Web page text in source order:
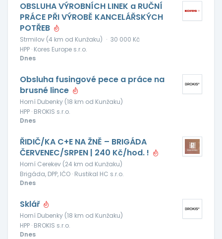
OBSLUHA VÝROBNÍCH LINEK a RUČNÍ
PRÁCE PŘI VÝROBĚ KANCELÁŘSKÝCH
POTŘEB
Strmilov (4 km od Kunžaku) · 30 000 Kč
HPP · Kores Europe s.r.o.
Dnes
Obsluha fusingové pece a práce na
brusné lince
Horní Dubenky (18 km od Kunžaku)
HPP · BROKIS s.r.o.
Dnes
ŘIDIČ/KA C+E NA ŽNĚ – BRIGÁDA
ČERVENEC/SRPEN | 240 Kč/hod. !
Horní Cerekev (24 km od Kunžaku)
Brigáda, DPP, IČO · Rustikal HC s.r.o.
Dnes
Sklář
Horní Dubenky (18 km od Kunžaku)
HPP · BROKIS s.r.o.
Dnes